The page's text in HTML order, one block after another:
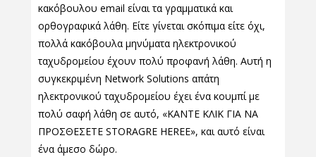
κακόβουλου email είναι τα γραμματικά και
ορθογραφικά λάθη. Είτε γίνεται σκόπιμα είτε όχι,
πολλά κακόβουλα μηνύματα ηλεκτρονικού
ταχυδρομείου έχουν πολύ προφανή λάθη. Αυτή η
συγκεκριμένη Network Solutions απάτη
ηλεκτρονικού ταχυδρομείου έχει ένα κουμπί με
πολύ σαφή λάθη σε αυτό, «ΚΑΝΤΕ ΚΛΙΚ ΓΙΑ ΝΑ
ΠΡΟΣΘΕΣΕΤΕ STORAGRE HEREE», και αυτό είναι
ένα άμεσο δώρο.